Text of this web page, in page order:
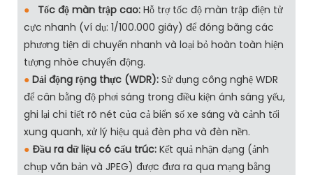
● Tốc độ màn trập cao:Hỗ trợ tốc độ màn trập điện tử
cực nhanh (ví dụ: 1/100.000 giây) để đóng băng các
phương tiện di chuyển nhanh và loại bỏ hoàn toàn hiện
tượng nhòe chuyển động.
● Dải động rộng thực (WDR):Sử dụng công nghệ WDR
để cân bằng độ phơi sáng trong điều kiện ánh sáng yếu,
ghi lại chi tiết rõ nét của cả biển số xe sáng và cảnh tối
xung quanh, xử lý hiệu quả đèn pha và đèn nền.
● Đầu ra dữ liệu có cấu trúc:Kết quả nhận dạng (ảnh
chụp văn bản và JPEG) được đưa ra qua mạng bằng